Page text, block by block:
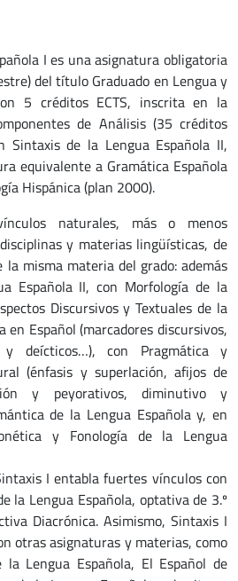
I es una asignatura obligatoria
del título Graduado en Lengua y
5 créditos ECTS, inscrita en la
de Análisis (35 créditos
Sintaxis de la Lengua Española II,
equivalente a Gramática Española
Hispánica (plan 2000).
naturales, más o menos
y materias lingüísticas, de
la misma materia del grado: además
Española II, con Morfología de la
Discursivos y Textuales de la
en Español (marcadores discursivos,
y deícticos…), con Pragmática y
(énfasis y superlación, afijos de
y peyorativos, diminutivo y
de la Lengua Española y, en
y Fonología de la Lengua
I entabla fuertes vínculos con
la Lengua Española, optativa de 3.º
Diacrónica. Asimismo, Sintaxis I
otras asignaturas y materias, como
Lengua Española, El Español de